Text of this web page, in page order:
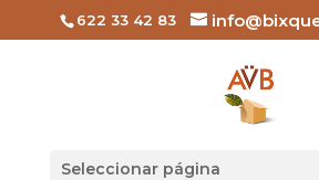
622 33 42 83
Seleccionar página